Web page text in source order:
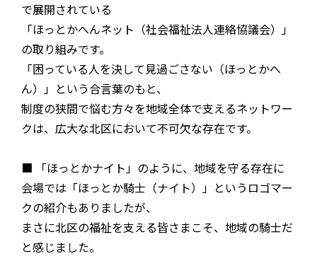
で展開されている
「ほっとかへんネット（社会福祉法人連絡協議会）」
の取り組みです。
「困っている人を決して見過ごさない（ほっとかへ
ん）」という合言葉のもと、
制度の狭間で悩む方々を地域全体で支えるネットワー
クは、広大な北区において不可欠な存在です。
■ 「ほっとかナイト」のように、地域を守る存在に
会場では「ほっとか騎士（ナイト）」というロゴマー
クの紹介もありましたが、
まさに北区の福祉を支える皆さまこそ、地域の騎士だ
と感じました。